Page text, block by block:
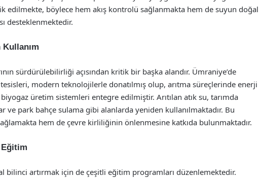
edilmekte, böylece hem akış kontrolü sağlanmakta hem de suyun doğal
desteklenmektedir.
Kullanım
sürdürülebilirliği açısından kritik bir başka alandır. Ümraniye’de
modern teknolojilerle donatılmış olup, arıtma süreçlerinde enerji
üretim sistemleri entegre edilmiştir. Arıtılan atık su, tarımda
ve park bahçe sulama gibi alanlarda yeniden kullanılmaktadır. Bu
hem de çevre kirliliğinin önlenmesine katkıda bulunmaktadır.
bilinci artırmak için de çeşitli eğitim programları düzenlemektedir.